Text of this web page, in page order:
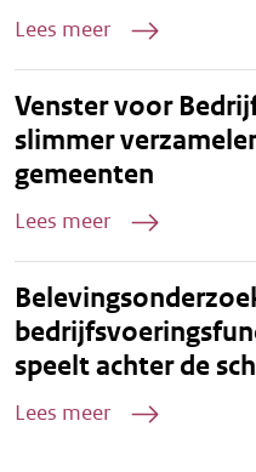
Lees meer
Venster voor
slimmer
gemeenten
Lees meer
speelt achter de
Lees meer